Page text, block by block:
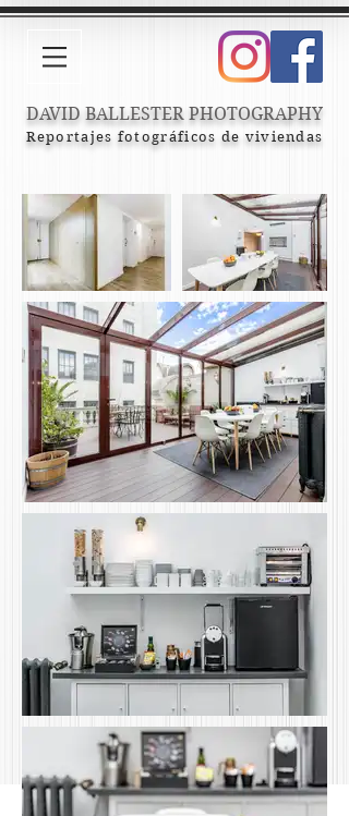
Reportajes fotográficos de viviendas
DAVID BALLESTER PHOTOGRAPHY